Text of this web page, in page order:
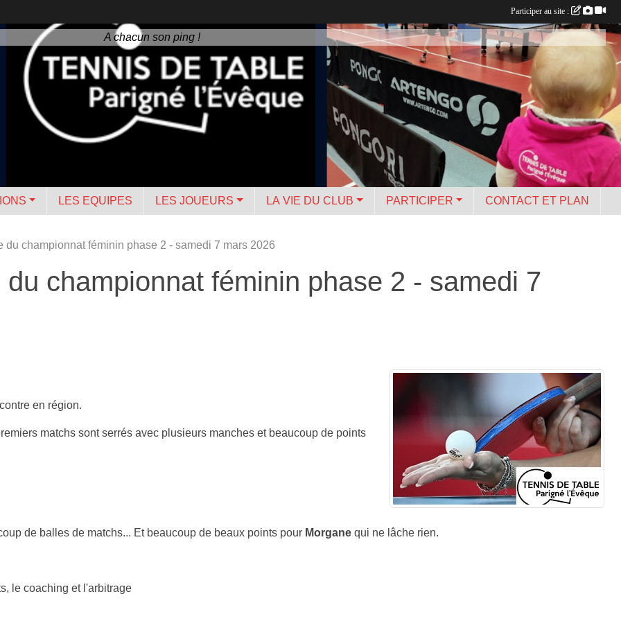
A chacun son ping !
LES EQUIPES LES JOUEURS LA VIE DU CLUB PARTICIPER CONTACT ET PLAN
du championnat féminin phase 2 - samedi 7 mars 2026
championnat féminin phase 2 - samedi 7
en région.
matchs sont serrés avec plusieurs manches et beaucoup de points
de balles de matchs... Et beaucoup de beaux points pour Morgane qui ne lâche rien.
le coaching et l'arbitrage
Participer au site :